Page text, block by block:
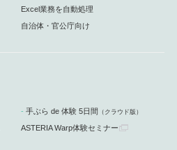
Excel業務を自動処理
自治体・官公庁向け
手ぶら de 体験 5日間 （クラウド版）
ASTERIA Warp体験セミナー